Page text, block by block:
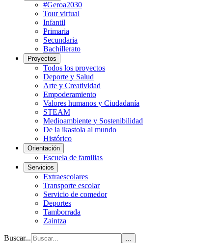
#Geroa2030
Tour virtual
Infantil
Primaria
Secundaria
Bachillerato
Proyectos
Todos los proyectos
Deporte y Salud
Arte y Creatividad
Empoderamiento
Valores humanos y Ciudadanía
STEAM
Medioambiente y Sostenibilidad
De la ikastola al mundo
Histórico
Orientación
Escuela de familias
Servicios
Extraescolares
Transporte escolar
Servicio de comedor
Deportes
Tamborrada
Zaintza
Buscar... ...